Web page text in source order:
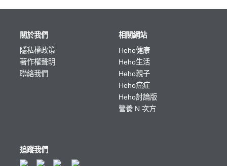
關於我們
隱私權政策
著作權聲明
聯絡我們
相關網站
Heho健康
Heho生活
Heho親子
Heho癌症
Heho討論版
營養 N 次方
追蹤我們